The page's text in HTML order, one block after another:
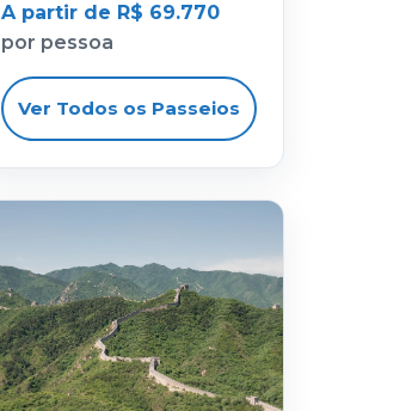
A partir de R$ 69.770
por pessoa
Ver Todos os Passeios